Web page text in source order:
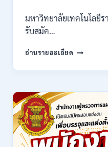
มหาวิทยาลัยเทคโนโลยีร
รับสมัค…
อ่านรายละเอียด มหาวิทยาลัย
ราช
ล้าน
เชียงใหม่
เปิด
รับ
สมัคร